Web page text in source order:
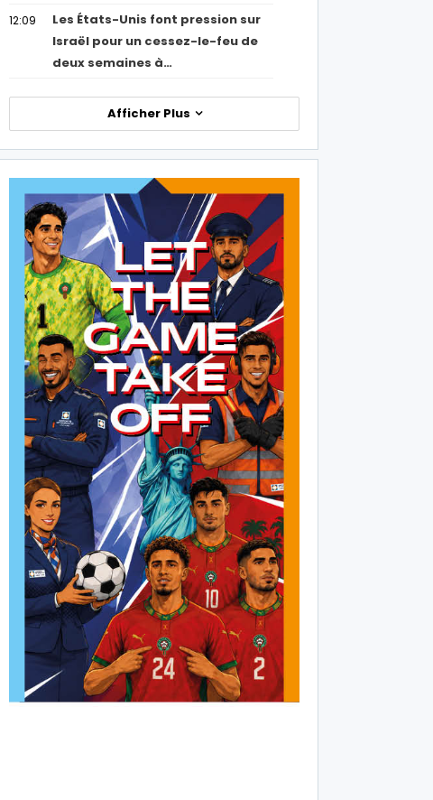
12:09
Les États-Unis font pression sur
Israël pour un cessez-le-feu de
deux semaines à…
Afficher Plus